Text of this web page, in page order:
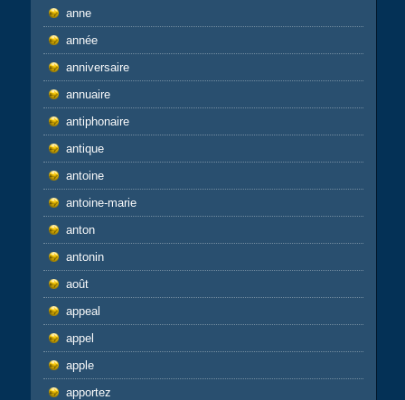
anne
année
anniversaire
annuaire
antiphonaire
antique
antoine
antoine-marie
anton
antonin
août
appeal
appel
apple
apportez